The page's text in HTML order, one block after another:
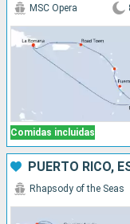
Comidas incluidas
MSC Opera
Rhapsody of the Seas